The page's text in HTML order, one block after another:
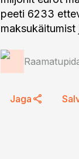
peeti 6233
Jaga